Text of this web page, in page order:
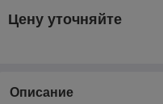
Цену уточняйте
Описание